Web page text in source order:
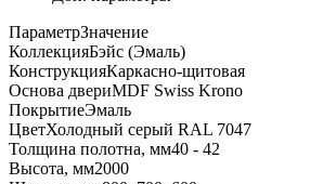
ПараметрЗначение
КоллекцияБэйс (Эмаль)
КонструкцияКаркасно-щитовая
Основа двериMDF Swiss Krono
ПокрытиеЭмаль
ЦветХолодный серый RAL 7047
Толщина полотна, мм40 - 42
Высота, мм2000